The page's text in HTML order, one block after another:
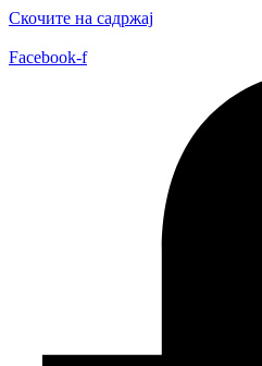
Скочите на садржај
Facebook-f